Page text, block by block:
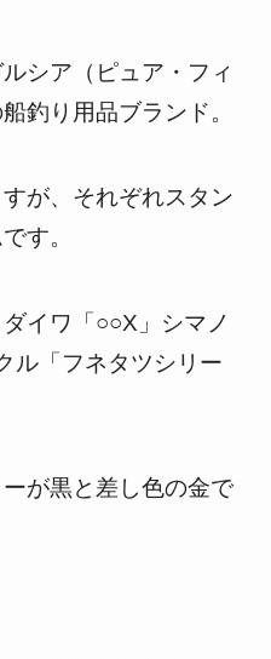
シア（ピュア・フィ
釣り用品ブランド。
が、それぞれスタン
す。
イワ「○○X」シマノ
ル「フネタツシリー
が黒と差し色の金で